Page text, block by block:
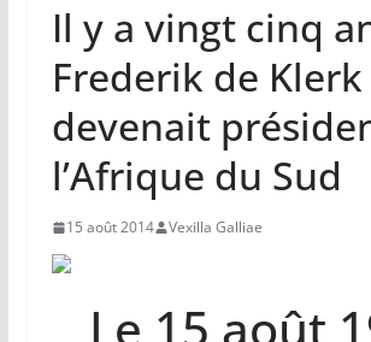
Il y a vingt cinq
Frederik de Klerk
devenait
l’Afrique du Sud
15 août 2014 Vexilla Galliae
Le 15 août